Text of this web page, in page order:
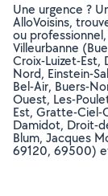
Une urgence ?
AlloVoisins,
ou
Villeurbanne
Croix-Luizet-Est,
Nord, Einstein-
Bel-Air, Buers-
Ouest, Les-
Est, Gratte-Ciel-
Damidot, Droit-
Blum, Jacques
69120, 69500)